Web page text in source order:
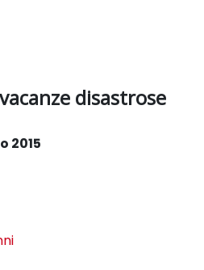
disastrose
2015